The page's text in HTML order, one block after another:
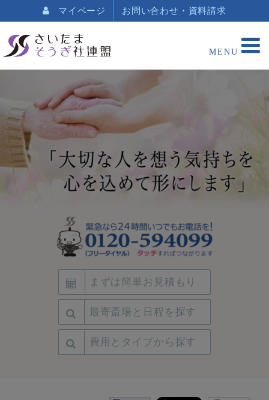
マイページ お問い合わせ・資料請求
まずは簡単お見積もり
最寄斎場と日程を探す
費用とタイプから探す